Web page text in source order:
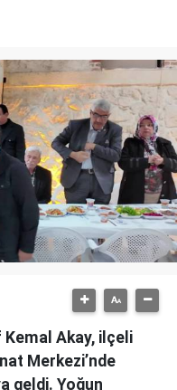
Kemal Akay, ilçeli
Merkezi’nde
geldi. Yoğun